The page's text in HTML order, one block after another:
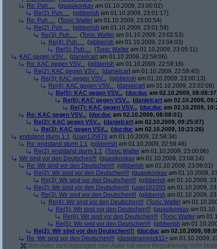
Re: Puh..... (quasikonkav am 01.10.2009, 23:00:02)
Re(2): Puh..... (gibberish am 01.10.2009, 23:01:17)
Re: Puh..... (Tonic Walter am 01.10.2009, 23:00:54)
Re(2): Puh..... (gibberish am 01.10.2009, 23:01:59)
Re(3): Puh..... (Tonic Walter am 01.10.2009, 23:02:53)
Re(4): Puh..... (gibberish am 01.10.2009, 23:04:03)
Re(5): Puh..... (Tonic Walter am 01.10.2009, 23:05:11)
KAC gegen VSV... (danielcart am 01.10.2009, 22:58:06)
Re: KAC gegen VSV... (gibberish am 01.10.2009, 22:59:16)
Re(2): KAC gegen VSV... (danielcart am 01.10.2009, 22:59:40)
Re(3): KAC gegen VSV... (gibberish am 01.10.2009, 23:00:13)
Re(4): KAC gegen VSV... (danielcart am 01.10.2009, 23:02:09)
Re(5): KAC gegen VSV... (ducduc am 02.10.2009,
Re(6): KAC gegen VSV... (danielcart am 02.10.2009,
Re(7): KAC gegen VSV... (ducduc am 02.10.2009,
Re: KAC gegen VSV... (ducduc am 02.10.2009, 08:08:01)
Re(2): KAC gegen VSV... (danielcart am 02.10.2009, 09:25:07)
Re(3): KAC gegen VSV... (ducduc am 02.10.2009, 10:23:26)
endstand sturm 1:1 (User135678 am 01.10.2009, 22:58:34)
Re: endstand sturm 1:1 (gibberish am 01.10.2009, 22:59:46)
Re(2): endstand sturm 1:1 (Tonic Walter am 01.10.2009, 23:00:06)
Wir sind vor den Deutschen!!! (quasikonkav am 01.10.2009, 23:08:14)
Re: Wir sind vor den Deutschen!!! (gibberish am 01.10.2009, 23:09:01)
Re(2): Wir sind vor den Deutschen!!! (quasikonkav am 01.10.2009,
Re(3): Wir sind vor den Deutschen!!! (gibberish am 01.10.2009,
Re(2): Wir sind vor den Deutschen!!! (user182285 am 01.10.2009,
Re(3): Wir sind vor den Deutschen!!! (gibberish am 01.10.2009,
Re(4): Wir sind vor den Deutschen!!! (Tonic Walter am
Re(5): Wir sind vor den Deutschen!!! (quasikonkav am
Re(6): Wir sind vor den Deutschen!!! (Tonic Walter am
Re(5): Wir sind vor den Deutschen!!! (gibberish am
Re(2): Wir sind vor den Deutschen!!! (ducduc am 02.10.2009,
Re: Wir sind vor den Deutschen!!! (dasistmeinnick11+ am 01.10.2009,
Vom Autor zurückgezogen oder Autor hat seine Registrierung nicht